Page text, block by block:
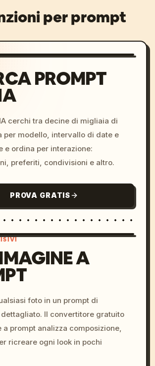
per prompt
PROMPT
cerchi tra decine di migliaia di
per modello, intervallo di date e
e ordina per interazione:
preferiti, condivisioni e altro.
PROVA GRATIS
colors, 8k --v 6.0
A
foto in un prompt di
Il convertitore gratuito
a prompt analizza composizione,
ricreare ogni look in pochi